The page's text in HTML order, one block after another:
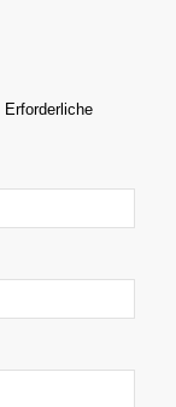
Erforderliche